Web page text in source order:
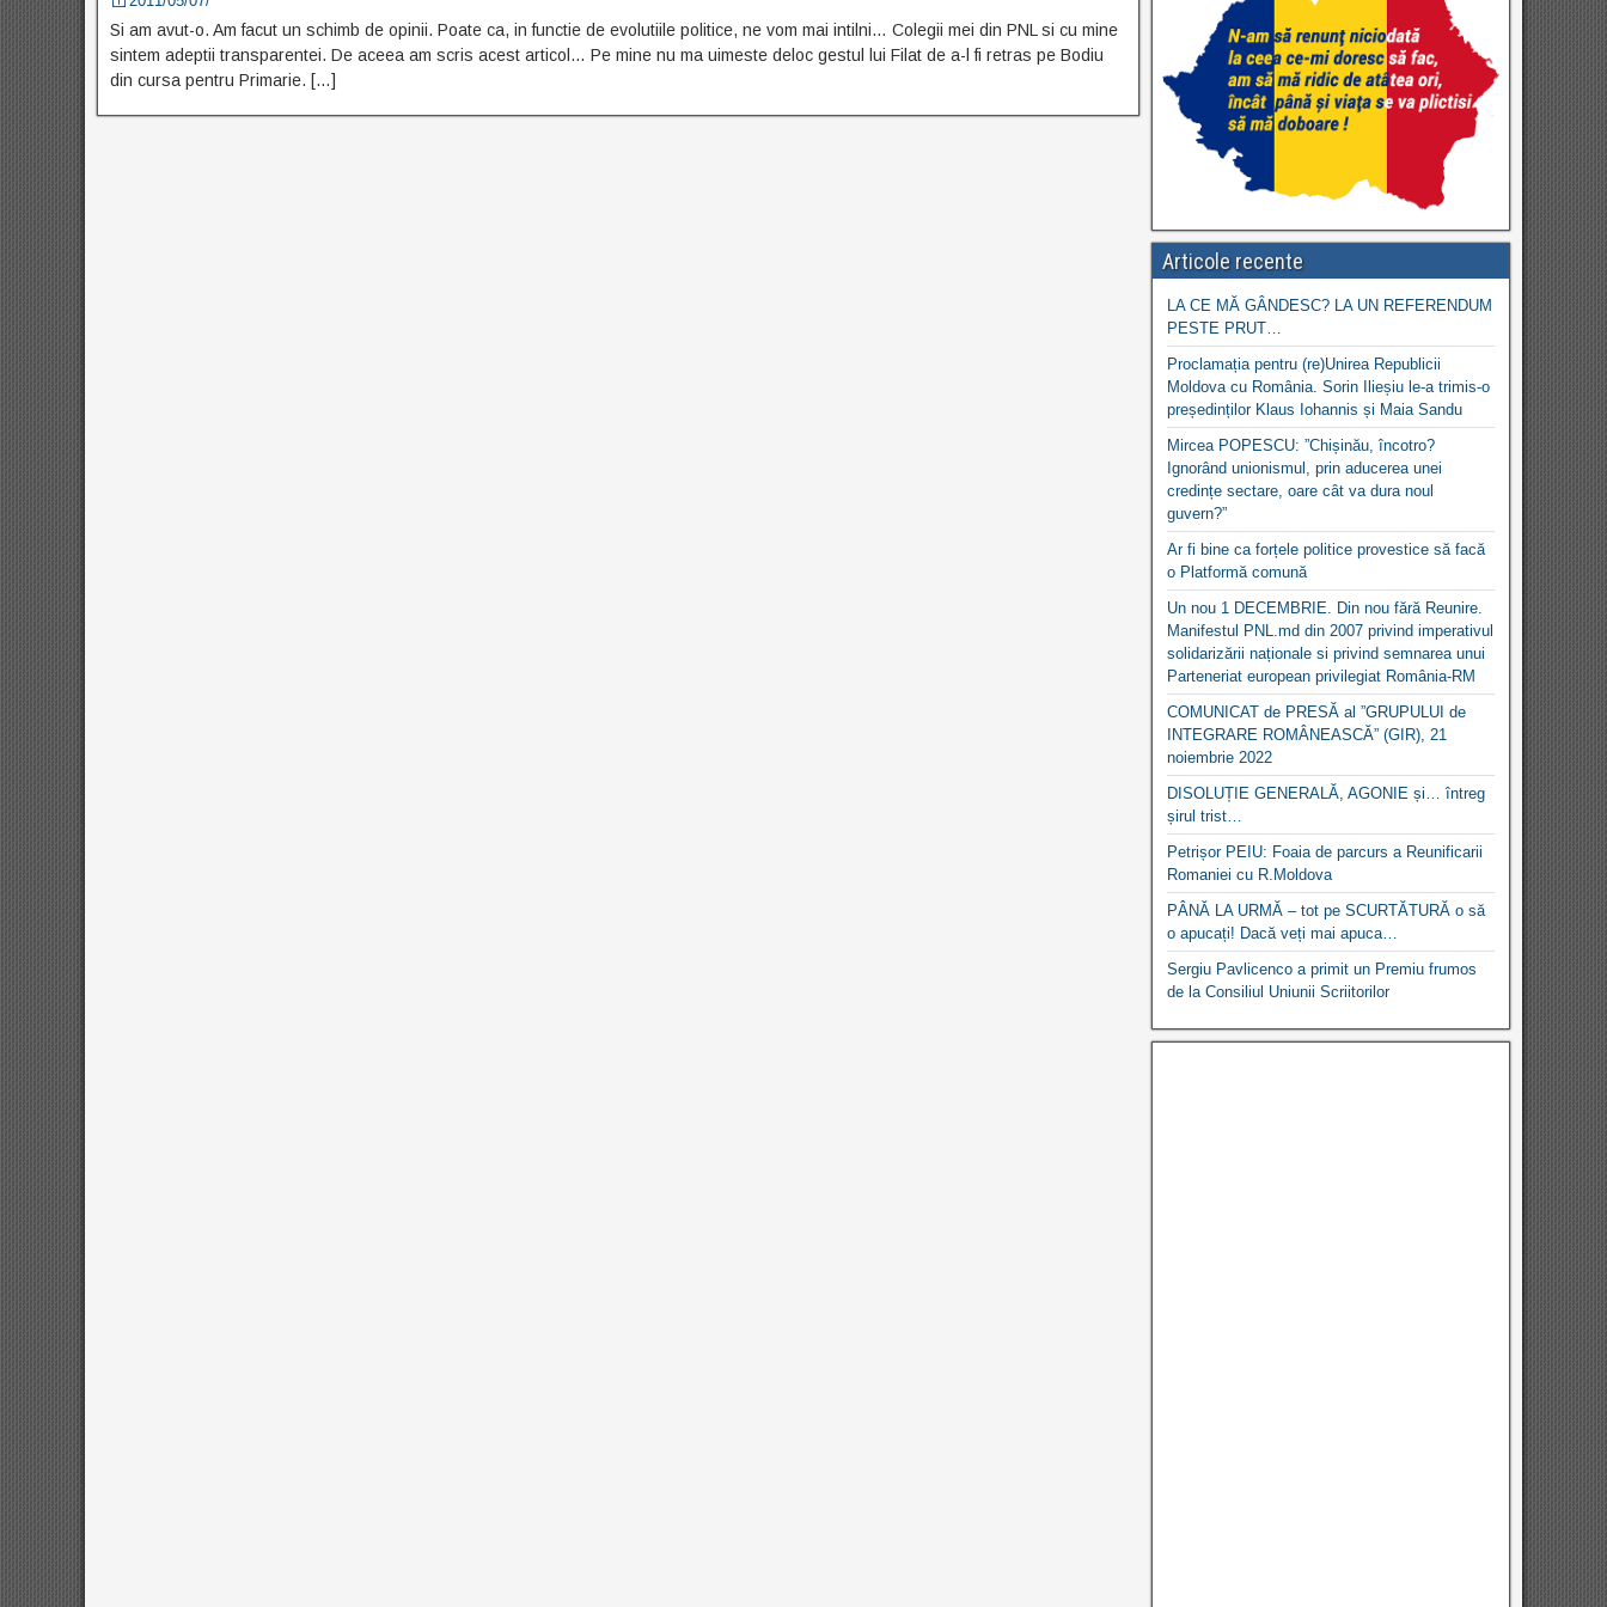
Si am avut-o. Am facut un schimb de opinii. Poate ca, in functie de evolutiile politice, ne vom mai intilni… Colegii mei din PNL si cu mine
sintem adeptii transparentei. De aceea am scris acest articol… Pe mine nu ma uimeste deloc gestul lui Filat de a-l fi retras pe Bodiu
din cursa pentru Primarie. […]
Articole recente
LA CE MĂ GÂNDESC? LA UN REFERENDUM
PESTE PRUT…
Proclamația pentru (re)Unirea Republicii
Moldova cu România. Sorin Ilieșiu le-a trimis-o
președinților Klaus Iohannis și Maia Sandu
Mircea POPESCU: ”Chișinău, încotro?
Ignorând unionismul, prin aducerea unei
credințe sectare, oare cât va dura noul
guvern?”
Ar fi bine ca forțele politice provestice să facă
o Platformă comună
Un nou 1 DECEMBRIE. Din nou fără Reunire.
Manifestul PNL.md din 2007 privind imperativul
solidarizării naționale si privind semnarea unui
Parteneriat european privilegiat România-RM
COMUNICAT de PRESĂ al ”GRUPULUI de
INTEGRARE ROMÂNEASCĂ” (GIR), 21
noiembrie 2022
DISOLUȚIE GENERALĂ, AGONIE și… întreg
șirul trist…
Petrișor PEIU: Foaia de parcurs a Reunificarii
Romaniei cu R.Moldova
PÂNĂ LA URMĂ – tot pe SCURTĂTURĂ o să
o apucați! Dacă veți mai apuca…
Sergiu Pavlicenco a primit un Premiu frumos
de la Consiliul Uniunii Scriitorilor